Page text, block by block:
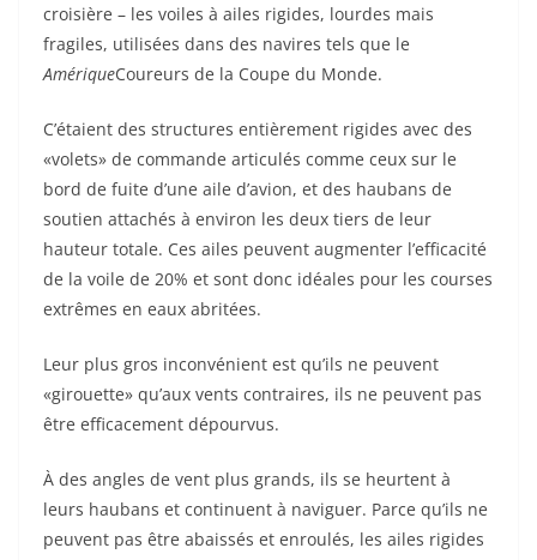
croisière – les voiles à ailes rigides, lourdes mais
fragiles, utilisées dans des navires tels que le
AmériqueCoureurs de la Coupe du Monde.
C’étaient des structures entièrement rigides avec des
«volets» de commande articulés comme ceux sur le
bord de fuite d’une aile d’avion, et des haubans de
soutien attachés à environ les deux tiers de leur
hauteur totale. Ces ailes peuvent augmenter l’efficacité
de la voile de 20% et sont donc idéales pour les courses
extrêmes en eaux abritées.
Leur plus gros inconvénient est qu’ils ne peuvent
«girouette» qu’aux vents contraires, ils ne peuvent pas
être efficacement dépourvus.
À des angles de vent plus grands, ils se heurtent à
leurs haubans et continuent à naviguer. Parce qu’ils ne
peuvent pas être abaissés et enroulés, les ailes rigides